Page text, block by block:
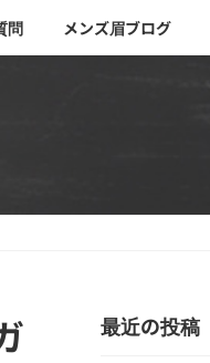
問 メンズ眉ブログ
最近の投稿